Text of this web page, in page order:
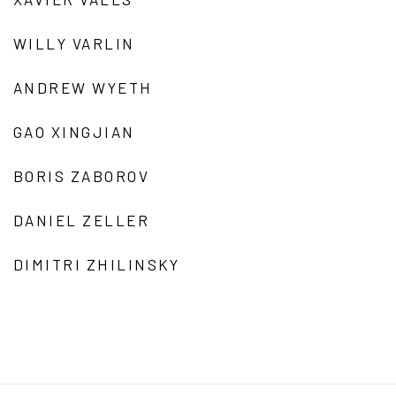
WILLY VARLIN
ANDREW WYETH
GAO XINGJIAN
BORIS ZABOROV
DANIEL ZELLER
DIMITRI ZHILINSKY